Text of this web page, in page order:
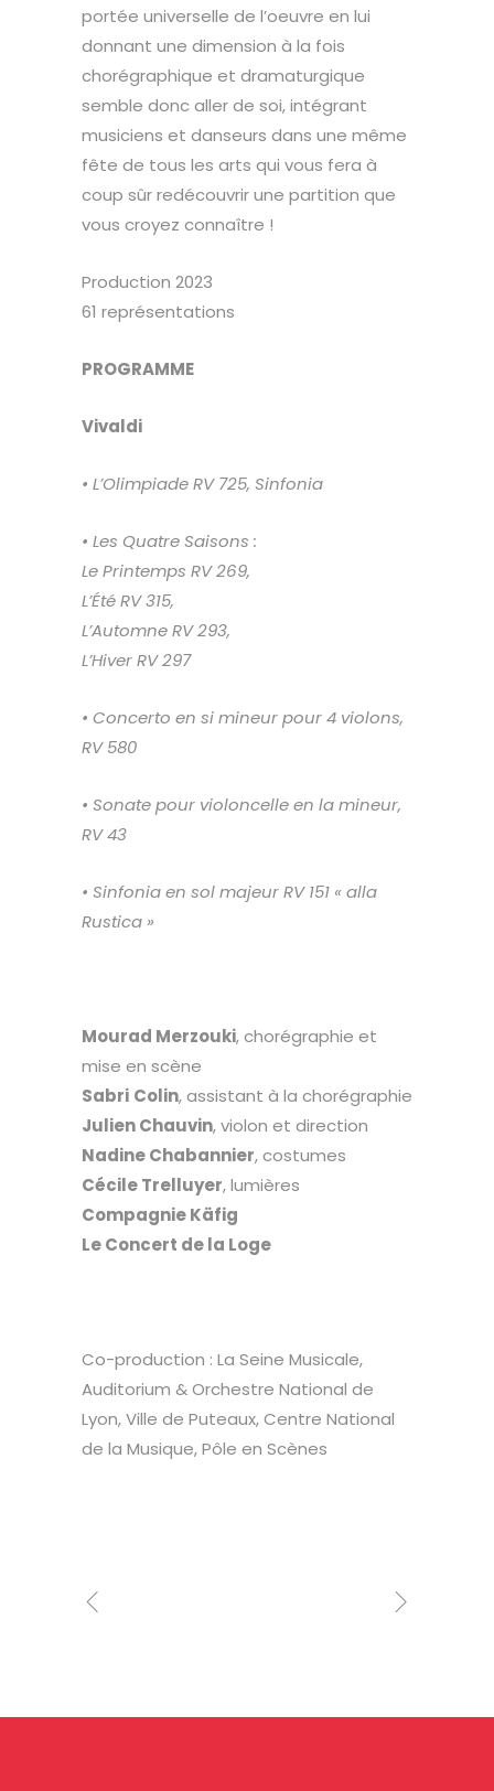
portée universelle de l’oeuvre en lui
donnant une dimension à la fois
chorégraphique et dramaturgique
semble donc aller de soi, intégrant
musiciens et danseurs dans une même
fête de tous les arts qui vous fera à
coup sûr redécouvrir une partition que
vous croyez connaître !
Production 2023
61 représentations
PROGRAMME
Vivaldi
• L’Olimpiade RV 725, Sinfonia
• Les Quatre Saisons :
Le Printemps RV 269,
L’Été RV 315,
L’Automne RV 293,
L’Hiver RV 297
• Concerto en si mineurpour 4 violons,
RV 580
• Sonate pour violoncelleen la mineur,
RV 43
• Sinfonia en sol majeur RV 151 « alla
Rustica »
Mourad Merzouki, chorégraphie et
mise en scène
Sabri Colin, assistant à la chorégraphie
Julien Chauvin, violon et direction
Nadine Chabannier, costumes
Cécile Trelluyer, lumières
Compagnie Käfig
Le Concert de la Loge
Co-production : La Seine Musicale,
Auditorium & Orchestre National de
Lyon, Ville de Puteaux, Centre National
de la Musique, Pôle en Scènes